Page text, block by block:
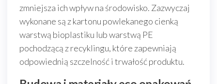
zmniejsza ich wpływ na środowisko. Zazwyczaj
wykonane są z kartonu powlekanego cienką
warstwą bioplastiku lub warstwą PE
pochodzącą z recyklingu, które zapewniają
odpowiednią szczelność i trwałość produktu.